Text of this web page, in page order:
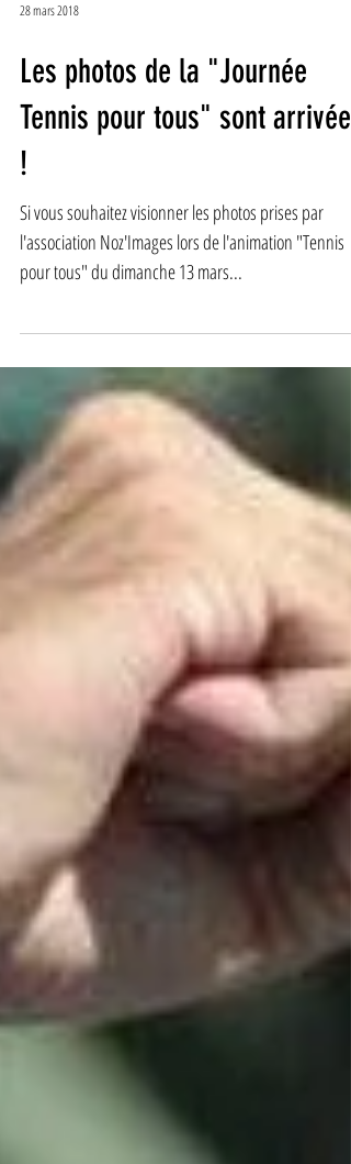
28 mars 2018
Les photos de la "Journée
Tennis pour tous" sont arrivées
!
l'association Noz'Images lors de l'animation "Tennis
pour tous" du dimanche 13 mars...